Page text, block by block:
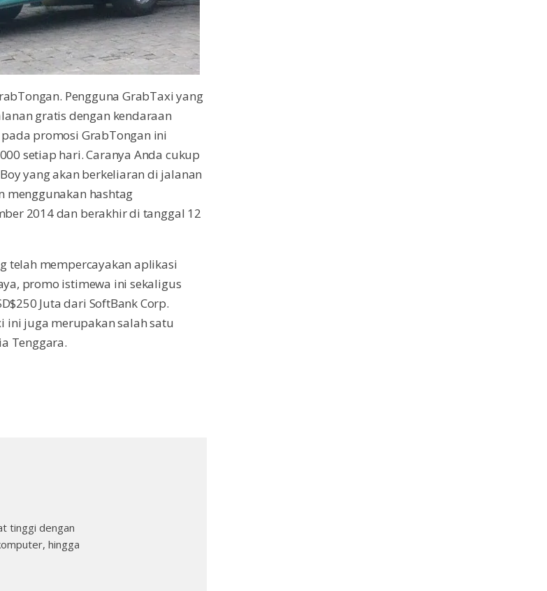
Pengguna GrabTaxi yang
gratis dengan kendaraan
promosi GrabTongan ini
setiap hari. Caranya Anda cukup
yang akan berkeliaran di jalanan
menggunakan hashtag
2014 dan berakhir di tanggal 12
telah mempercayakan aplikasi
promo istimewa ini sekaligus
Juta dari SoftBank Corp.
ini juga merupakan salah satu
Tenggara.
tinggi dengan
hingga